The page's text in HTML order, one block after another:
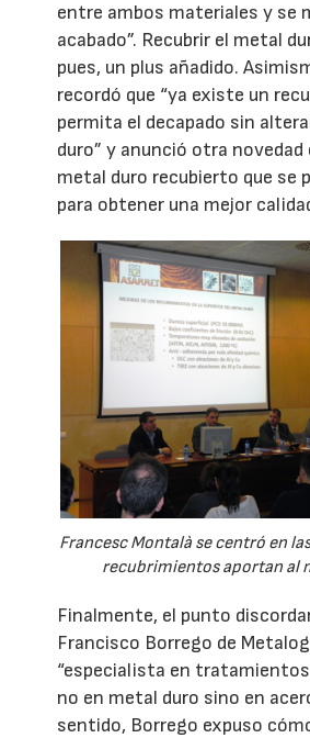
entre ambos materiales y se
acabado”. Recubrir el metal
pues, un plus añadido.
recordó que “ya existe un
permita el decapado sin
duro” y anunció otra novedad
metal duro recubierto que se
para obtener una mejor
Francesc Montalà se centró en
recubrimientos aportan al
Finalmente, el punto
Francisco Borrego de
“especialista en
no en metal duro sino en
sentido, Borrego expuso